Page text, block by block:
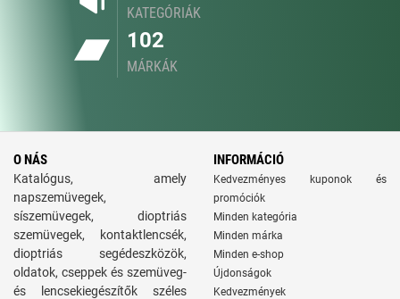
KATEGÓRIÁK
102
MÁRKÁK
O NÁS
Katalógus, amely
napszemüvegek,
síszemüvegek, dioptriás
szemüvegek, kontaktlencsék,
dioptriás segédeszközök,
oldatok, cseppek és szemüveg-
és lencsekiegészítők széles
INFORMÁCIÓ
Kedvezményes kuponok és
promóciók
Minden kategória
Minden márka
Minden e-shop
Újdonságok
Kedvezmények